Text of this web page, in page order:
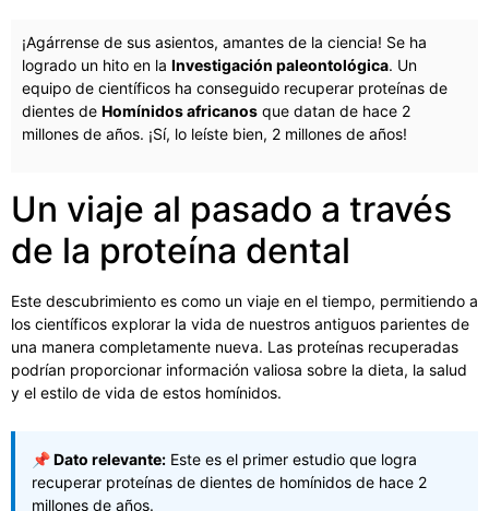
¡Agárrense de sus asientos, amantes de la ciencia! Se ha
logrado un hito en la Investigación paleontológica. Un
equipo de científicos ha conseguido recuperar proteínas de
dientes de Homínidos africanos que datan de hace 2
millones de años. ¡Sí, lo leíste bien, 2 millones de años!
Un viaje al pasado a través
de la proteína dental
Este descubrimiento es como un viaje en el tiempo, permitiendo a
los científicos explorar la vida de nuestros antiguos parientes de
una manera completamente nueva. Las proteínas recuperadas
podrían proporcionar información valiosa sobre la dieta, la salud
y el estilo de vida de estos homínidos.
📌 Dato relevante: Este es el primer estudio que logra
recuperar proteínas de dientes de homínidos de hace 2
millones de años.